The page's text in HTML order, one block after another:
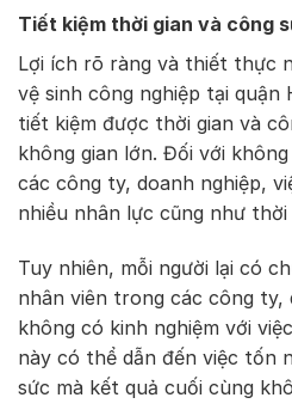
Tiết kiệm thời gian và công
Lợi ích rõ ràng và thiết thực
vệ sinh công nghiệp tại quận
tiết kiệm được thời gian và
không gian lớn. Đối với
các công ty, doanh nghiệp,
nhiều nhân lực cũng như thời
Tuy nhiên, mỗi người lại có
nhân viên trong các công ty,
không có kinh nghiệm với
này có thể dẫn đến việc tốn
sức mà kết quả cuối cùng